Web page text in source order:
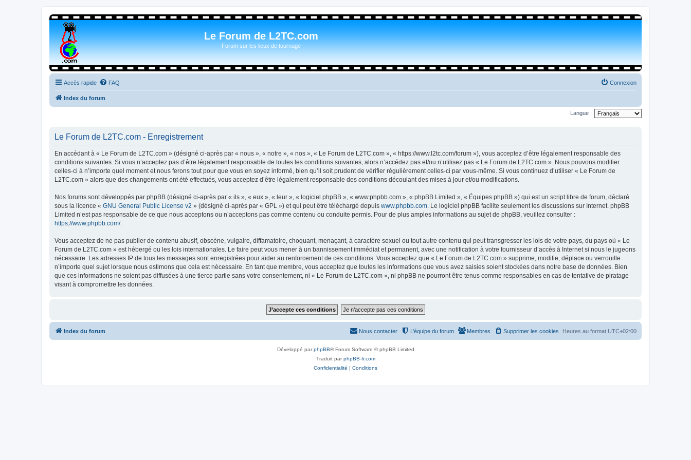
Le Forum de L2TC.com
Forum sur les lieux de tournage
Accès rapide FAQ Connexion
Index du forum
Langue :
Le Forum de L2TC.com - Enregistrement
En accédant à « Le Forum de L2TC.com » (désigné ci-après par « nous », « notre », « nos », « Le Forum de L2TC.com », « https://www.l2tc.com/forum »), vous acceptez d’être légalement responsable des
conditions suivantes. Si vous n’acceptez pas d’être légalement responsable de toutes les conditions suivantes, alors n’accédez pas et/ou n’utilisez pas « Le Forum de L2TC.com ». Nous pouvons modifier
celles-ci à n’importe quel moment et nous ferons tout pour que vous en soyez informé, bien qu’il soit prudent de vérifier régulièrement celles-ci par vous-même. Si vous continuez d’utiliser « Le Forum de
L2TC.com » alors que des changements ont été effectués, vous acceptez d’être légalement responsable des conditions découlant des mises à jour et/ou modifications.
Nos forums sont développés par phpBB (désigné ci-après par « ils », « eux », « leur », « logiciel phpBB », « www.phpbb.com », « phpBB Limited », « Équipes phpBB ») qui est un script libre de forum, déclaré
sous la licence « GNU General Public License v2 » (désigné ci-après par « GPL ») et qui peut être téléchargé depuis www.phpbb.com . Le logiciel phpBB facilite seulement les discussions sur Internet. phpBB
Limited n’est pas responsable de ce que nous acceptons ou n’acceptons pas comme contenu ou conduite permis. Pour de plus amples informations au sujet de phpBB, veuillez consulter :
https://www.phpbb.com/.
Vous acceptez de ne pas publier de contenu abusif, obscène, vulgaire, diffamatoire, choquant, menaçant, à caractère sexuel ou tout autre contenu qui peut transgresser les lois de votre pays, du pays où « Le
Forum de L2TC.com » est hébergé ou les lois internationales. Le faire peut vous mener à un bannissement immédiat et permanent, avec une notification à votre fournisseur d’accès à Internet si nous le jugeons
nécessaire. Les adresses IP de tous les messages sont enregistrées pour aider au renforcement de ces conditions. Vous acceptez que « Le Forum de L2TC.com » supprime, modifie, déplace ou verrouille
n’importe quel sujet lorsque nous estimons que cela est nécessaire. En tant que membre, vous acceptez que toutes les informations que vous avez saisies soient stockées dans notre base de données. Bien
que ces informations ne soient pas diffusées à une tierce partie sans votre consentement, ni « Le Forum de L2TC.com », ni phpBB ne pourront être tenus comme responsables en cas de tentative de piratage
visant à compromettre les données.
Index du forum Heures au format UTC+02:00
Supprimer les cookies
Membres
L’équipe du forum
Nous contacter
Développé parphpBB® Forum Software © phpBB Limited
Traduit parphpBB-fr.com
Confidentialité | Conditions